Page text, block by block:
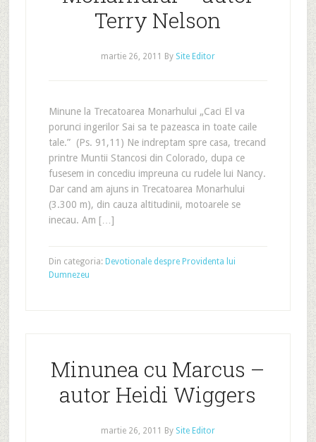
Terry Nelson
martie 26, 2011 By Site Editor
Minune la Trecatoarea Monarhului „Caci El va
porunci ingerilor Sai sa te pazeasca in toate caile
tale.” (Ps. 91,11) Ne indreptam spre casa, trecand
printre Muntii Stancosi din Colorado, dupa ce
fusesem in concediu impreuna cu rudele lui Nancy.
Dar cand am ajuns in Trecatoarea Monarhului
(3.300 m), din cauza altitudinii, motoarele se
inecau. Am […]
Din categoria: Devotionale despre Providenta lui
Dumnezeu
Minunea cu Marcus –
autor Heidi Wiggers
martie 26, 2011 By Site Editor